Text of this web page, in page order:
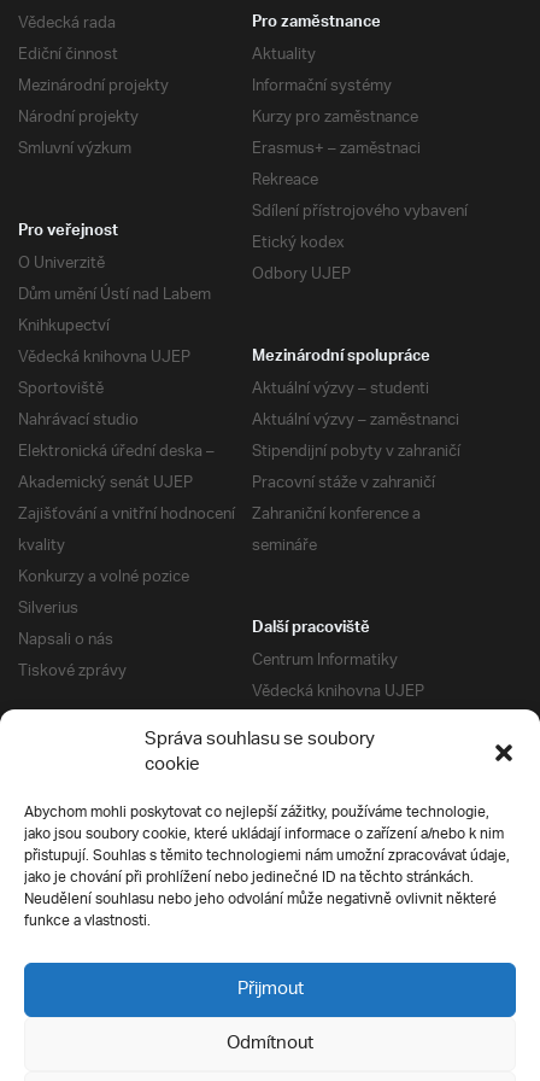
Správa souhlasu se soubory
cookie
Abychom mohli poskytovat co nejlepší zážitky, používáme technologie,
jako jsou soubory cookie, které ukládají informace o zařízení a/nebo k nim
přistupují. Souhlas s těmito technologiemi nám umožní zpracovávat údaje,
jako je chování při prohlížení nebo jedinečné ID na těchto stránkách.
Neudělení souhlasu nebo jeho odvolání může negativně ovlivnit některé
funkce a vlastnosti.
Přijmout
Odmítnout
Vědecká rada
Ediční činnost
Mezinárodní projekty
Národní projekty
Smluvní výzkum
Pro zaměstnance
Aktuality
Informační systémy
Kurzy pro zaměstnance
Erasmus+ – zaměstnaci
Rekreace
Sdílení přístrojového vybavení
Etický kodex
Odbory UJEP
Pro veřejnost
O Univerzitě
Dům umění Ústí nad Labem
Knihkupectví
Vědecká knihovna UJEP
Sportoviště
Nahrávací studio
Elektronická úřední deska –
Akademický senát UJEP
Zajišťování a vnitřní hodnocení
kvality
Konkurzy a volné pozice
Silverius
Napsali o nás
Tiskové zprávy
Mezinárodní spolupráce
Aktuální výzvy – studenti
Aktuální výzvy – zaměstnanci
Stipendijní pobyty v zahraničí
Pracovní stáže v zahraničí
Zahraniční konference a
semináře
Další pracoviště
Centrum Informatiky
Vědecká knihovna UJEP
Správa kolejí a menz
Univerzitní centrum podpory
Silverius
Pro uchazeče
Přijímací řízení
E-prihlaska
Přípravné kurzy
Ochrana soukromí